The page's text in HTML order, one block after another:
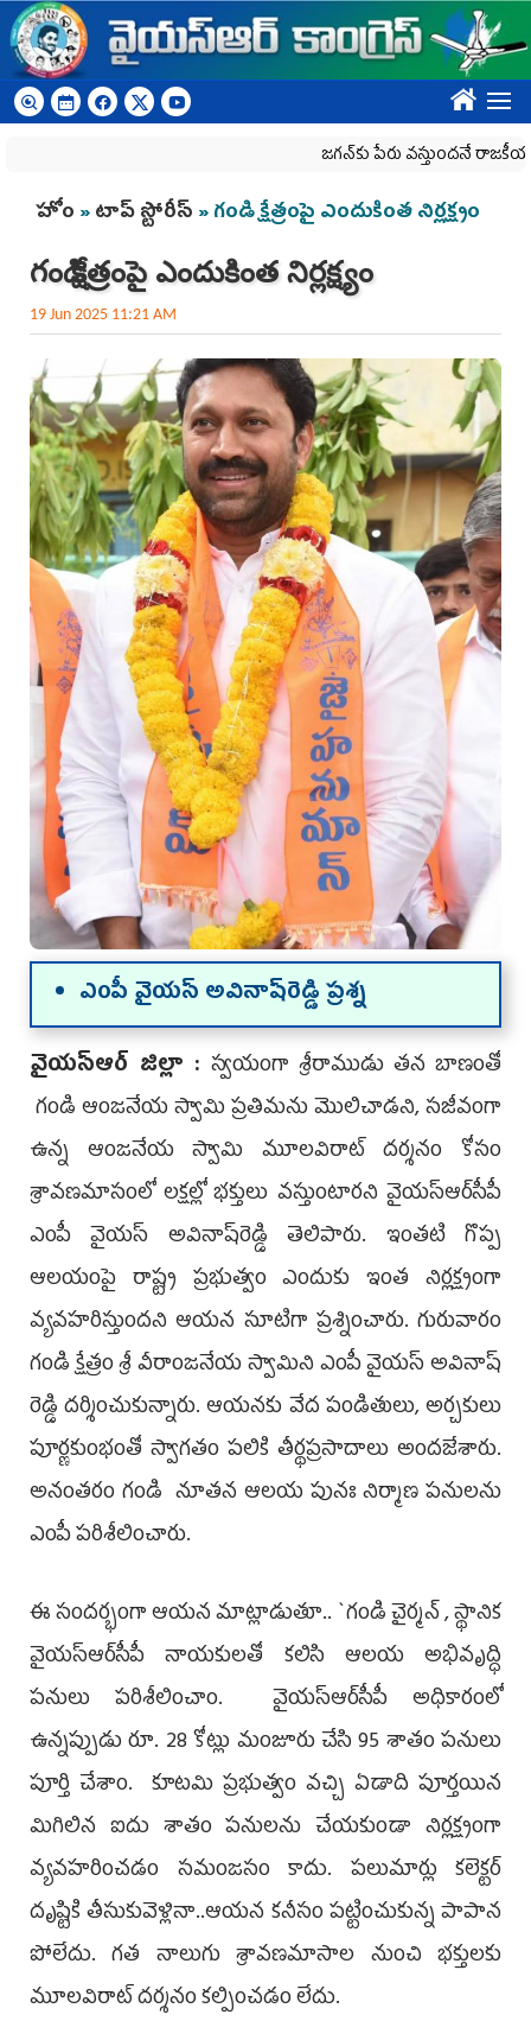
Skip to main content
????
జగన్‌కు పేరు వస్తుందనే రాజకీయ కక్షతో
You are here
హోం »టాప్ స్టోరీస్ » గండి క్షేత్రంపై ఎందుకింత‌ నిర్లక్ష్యం
గండి క్షేత్రంపై ఎందుకింత‌ నిర్లక్ష్యం
19 Jun 2025 11:21 AM
ఎంపీ వైయ‌స్ అవినాష్‌రెడ్డి ప్ర‌శ్న‌
వైయస్ఆర్ జిల్లా : స్వయంగా శ్రీరాముడు తన బాణంతో
గండి ఆంజనేయ స్వామి ప్రతిమను మొలిచాడ‌ని, సజీవంగా
ఉన్న ఆంజనేయ స్వామి మూలవిరాట్ దర్శనం కోసం
శ్రావణమాసంలో లక్షల్లో భక్తులు వస్తుంటార‌ని వైయ‌స్ఆర్‌సీపీ
ఎంపీ వైయ‌స్ అవినాష్‌రెడ్డి తెలిపారు. ఇంతటి గొప్ప
ఆలయంపై రాష్ట్ర ప్రభుత్వం ఎందుకు ఇంత నిర్లక్ష్యంగా
వ్యవహరిస్తుంద‌ని ఆయ‌న సూటిగా ప్ర‌శ్నించారు. గురువారం
గండి క్షేత్రం శ్రీ వీరాంజనేయ స్వామిని ఎంపీ వైయస్ అవినాష్
రెడ్డి ద‌ర్శించుకున్నారు. ఆయ‌న‌కు వేద పండితులు, అర్చ‌కులు
పూర్ణకుంభంతో స్వాగతం పలికి తీర్థ‌ప్ర‌సాదాలు అంద‌జేశారు.
అనంతరం గండి నూతన ఆలయ పునః నిర్మాణ పనులను
ఎంపీ పరిశీలించారు.
ఈ సంద‌ర్భంగా ఆయ‌న మాట్లాడుతూ.. `గండి చైర్మన్ , స్థానిక
వైయ‌స్ఆర్‌సీపీ నాయకులతో కలిసి ఆలయ అభివృద్ధి
పనులు పరిశీలించాం. వైయ‌స్ఆర్‌సీపీ అధికారంలో
ఉన్నప్పుడు రూ. 28 కోట్లు మంజూరు చేసి 95 శాతం పనులు
పూర్తి చేశాం. కూటమి ప్రభుత్వం వచ్చి ఏడాది పూర్తయిన
మిగిలిన ఐదు శాతం పనులను చేయకుండా నిర్లక్ష్యంగా
వ్యవహరించడం సమంజసం కాదు. పలుమార్లు కలెక్టర్
దృష్టికి తీసుకువెళ్లినా..ఆయ‌న‌ కనీసం పట్టించుకున్న పాపాన
పోలేదు. గత నాలుగు శ్రావణమాసాల నుంచి భక్తులకు
మూలవిరాట్ దర్శనం కల్పించడం లేదు.